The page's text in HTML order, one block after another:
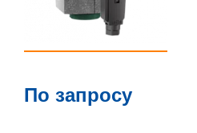
По запросу